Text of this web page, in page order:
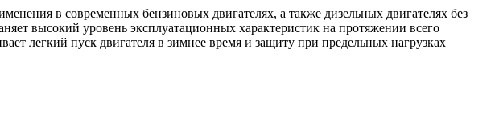
в современных бензиновых двигателях, а также дизельных двигателях без
высокий уровень эксплуатационных характеристик на протяжении всего
легкий пуск двигателя в зимнее время и защиту при предельных нагрузках